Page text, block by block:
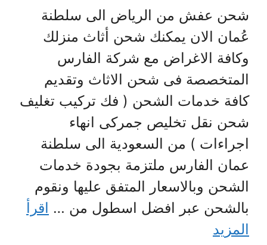
شحن عفش من الرياض الى سلطنة
عُمان الان يمكنك شحن أثاث منزلك
وكافة الاغراض مع شركة الفارس
المتخصصة فى شحن الاثاث وتقديم
كافة خدمات الشحن ( فك تركيب تغليف
شحن نقل تخليص جمركى انهاء
اجراءات ) من السعودية الى سلطنة
عمان الفارس ملتزمة بجودة خدمات
الشحن وبالاسعار المتفق عليها ونقوم
بالشحن عبر افضل اسطول من … اقرأ
المزيد